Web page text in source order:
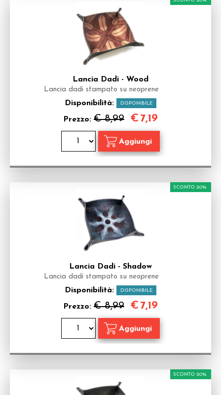
Lancia Dadi - Wood
Lancia dadi stampato su neoprene
Disponibilità: DISPONIBILE
Prezzo: € 8,99 € 7,19
Lancia Dadi - Shadow
Lancia dadi stampato su neoprene
Disponibilità: DISPONIBILE
Prezzo: € 8,99
SCONTO 20%
€ 7,19
SCONTO 20%